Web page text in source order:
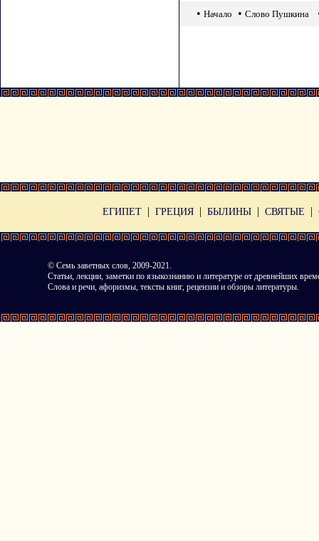
• Начало • Слово Пушкина
ЕГИПЕТ | ГРЕЦИЯ | БЫЛИНЫ | СВЯТЫЕ |
© Семь заветных слов, 2009-2021.
Статьи, лекции, заметки по языкознанию и литературе от древнейших
Слова и речи, афоризмы, тексты книг, рецензии и обзоры литературы.